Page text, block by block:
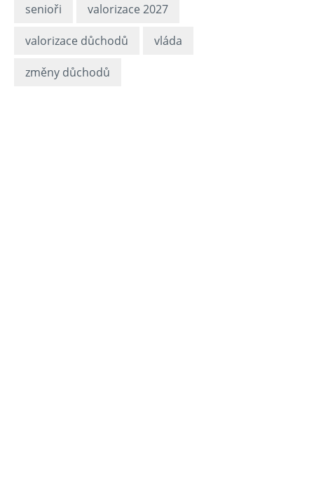
senioři valorizace 2027
valorizace důchodů vláda
změny důchodů